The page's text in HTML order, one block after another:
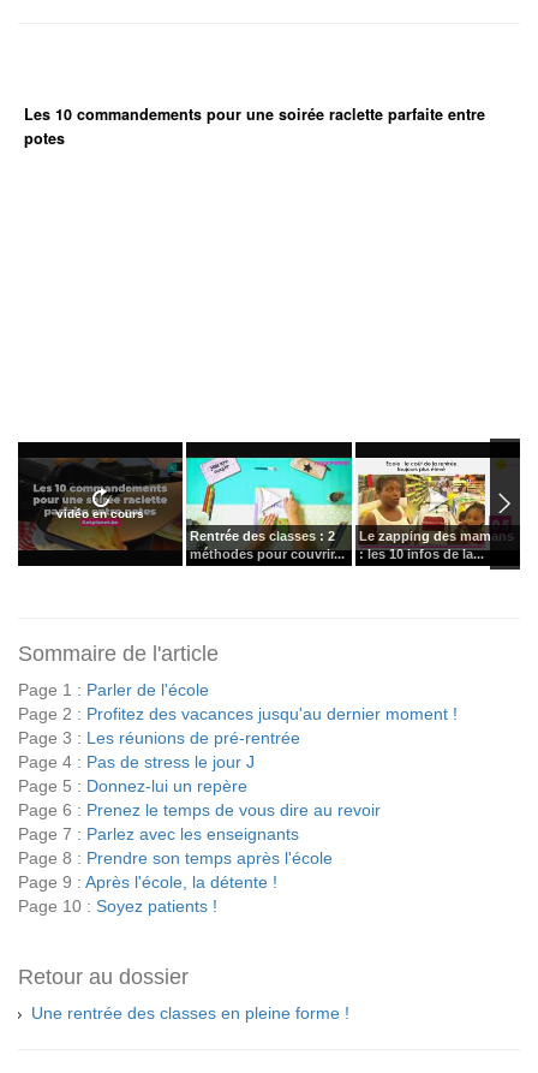
Les 10 commandements pour une soirée raclette parfaite entre
potes
vidéo en cours
Rentrée des classes : 2
méthodes pour couvrir...
Le zapping des mamans
: les 10 infos de la...
Sommaire de l'article
Page 1 : Parler de l'école
Page 2 : Profitez des vacances jusqu'au dernier moment !
Page 3 : Les réunions de pré-rentrée
Page 4 : Pas de stress le jour J
Page 5 : Donnez-lui un repère
Page 6 : Prenez le temps de vous dire au revoir
Page 7 : Parlez avec les enseignants
Page 8 : Prendre son temps après l'école
Page 9 : Après l'école, la détente !
Page 10 : Soyez patients !
Retour au dossier
Une rentrée des classes en pleine forme !